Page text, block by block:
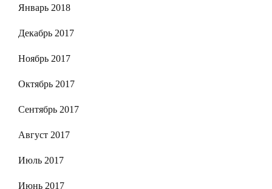
Январь 2018
Декабрь 2017
Ноябрь 2017
Октябрь 2017
Сентябрь 2017
Август 2017
Июль 2017
Июнь 2017